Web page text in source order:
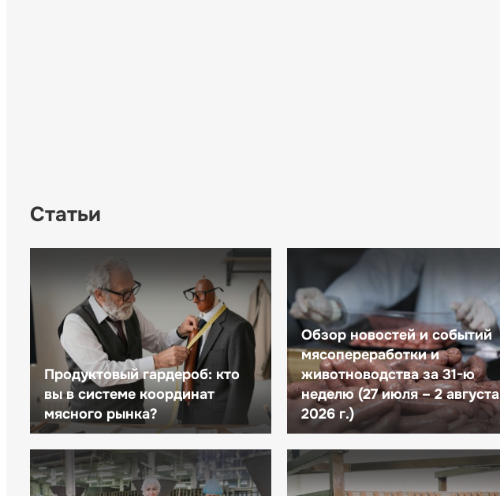
Статьи
Продуктовый гардероб: кто
вы в системе координат
мясного рынка?
Обзор новостей и событий
мясопереработки и
животноводства за 31-ю
неделю (27 июля – 2 августа
2026 г.)